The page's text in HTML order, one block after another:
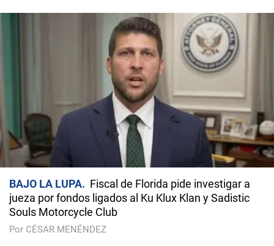
BAJO LA LUPA
Fiscal de Florida pide investigar a
jueza por fondos ligados al Ku Klux Klan y Sadistic
Souls Motorcycle Club
Por CÉSAR MENÉNDEZ